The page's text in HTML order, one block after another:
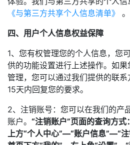
《与第三方共享个人信息清单》
。
四、用户个人信息权益保障
1、您有权管理您的个人信息，您
供的功能设置进行上述操作。如
管理，您可以通过我们提供的联
15天内回复您的要求。
2、注销账号：您可以在我们的产
账户。 “注销账户”页面的查询方
上方“个人中心”—“账户信息”—“